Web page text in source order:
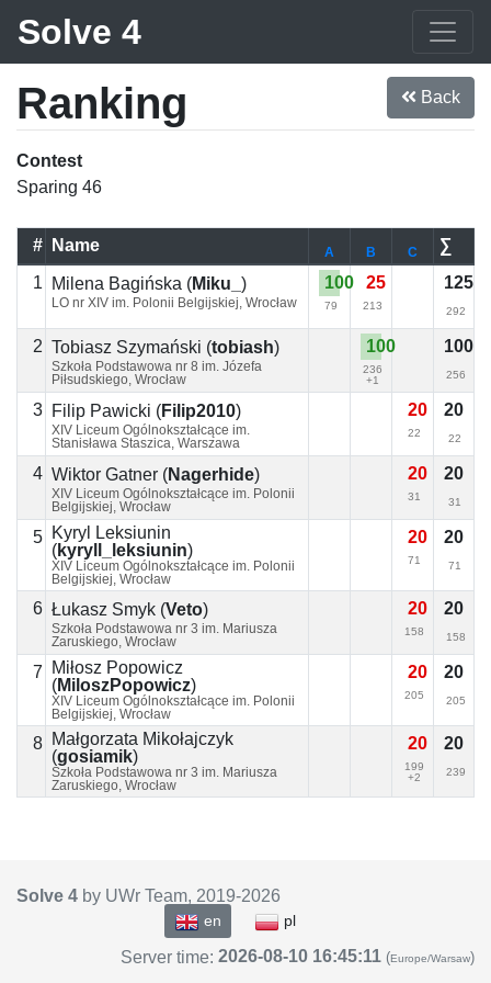
Solve 4
Ranking Back
Contest
Sparing 46
# Name A B C
∑
1
Milena Bagińska (Miku_ )
LO nr XIV im. Polonii Belgijskiej, Wrocław
100
79
25
213
125
292
2 Tobiasz Szymański (tobiash)
Szkoła Podstawowa nr 8 im. Józefa
Piłsudskiego, Wrocław
100
236
+1
100
256
3 Filip Pawicki (Filip2010)
XIV Liceum Ogólnokształcące im.
Stanisława Staszica, Warszawa
20
22
20
22
4 Wiktor Gatner (Nagerhide)
XIV Liceum Ogólnokształcące im. Polonii
Belgijskiej, Wrocław
20
31
20
31
5 Kyryl Leksiunin
(kyryll_leksiunin)
XIV Liceum Ogólnokształcące im. Polonii
Belgijskiej, Wrocław
20
71
20
71
6 Łukasz Smyk (Veto)
Szkoła Podstawowa nr 3 im. Mariusza
Zaruskiego, Wrocław
20
158
20
158
7
Miłosz Popowicz
(MiloszPopowicz)
XIV Liceum Ogólnokształcące im. Polonii
Belgijskiej, Wrocław
20
205
20
205
8 Małgorzata Mikołajczyk
(gosiamik)
Szkoła Podstawowa nr 3 im. Mariusza
Zaruskiego, Wrocław
20
199
+2
20
239
Solve 4 by UWr Team, 2019-2026
en pl
Server time: 2026-08-10 16:45:11 (Europe/Warsaw)